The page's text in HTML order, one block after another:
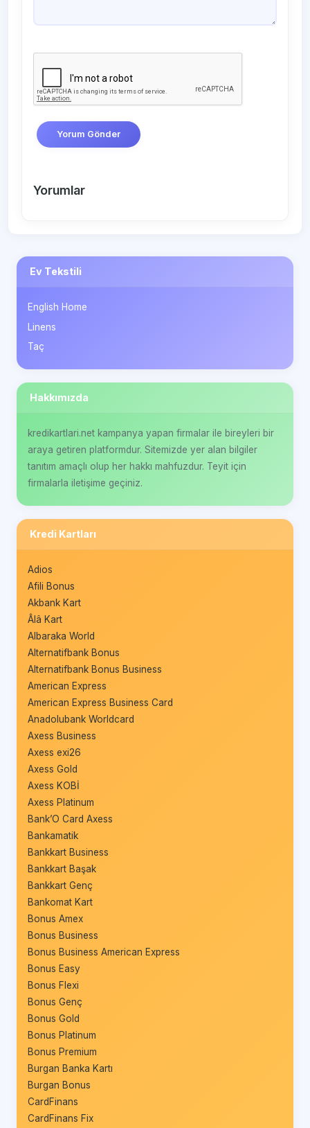
Yorum Gönder
Yorumlar
Ev Tekstili
English Home
Linens
Taç
Hakkımızda
kredikartlari.net kampanya yapan firmalar ile bireyleri bir
araya getiren platformdur. Sitemizde yer alan bilgiler
tanıtım amaçlı olup her hakkı mahfuzdur. Teyit için
firmalarla iletişime geçiniz.
Kredi Kartları
Adios
Afili Bonus
Akbank Kart
Âlâ Kart
Albaraka World
Alternatifbank Bonus
Alternatifbank Bonus Business
American Express
American Express Business Card
Anadolubank Worldcard
Axess Business
Axess exi26
Axess Gold
Axess KOBİ
Axess Platinum
Bank’O Card Axess
Bankamatik
Bankkart Business
Bankkart Başak
Bankkart Genç
Bankomat Kart
Bonus Amex
Bonus Business
Bonus Business American Express
Bonus Easy
Bonus Flexi
Bonus Genç
Bonus Gold
Bonus Platinum
Bonus Premium
Burgan Banka Kartı
Burgan Bonus
CardFinans
CardFinans Fix